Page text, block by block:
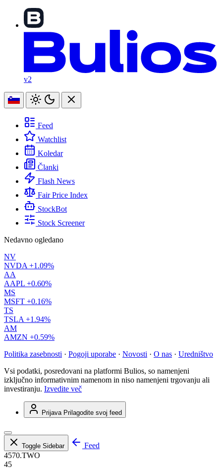
v2
Feed
Watchlist
Koledar
Članki
Flash News
Fair Price Index
StockBot
Stock Screener
Nedavno ogledano
NV
NVDA +1.09%
AA
AAPL +0.60%
MS
MSFT +0.16%
TS
TSLA +1.94%
AM
AMZN +0.59%
Politika zasebnosti · Pogoji uporabe · Novosti · O nas · Uredništvo
Vsi podatki, posredovani na platformi Bulios, so namenjeni
izključno informativnim namenom in niso namenjeni trgovanju ali
investiranju. Izvedite več
Prijava Prilagodite svoj feed
Toggle Sidebar
Feed
4570.TWO
45